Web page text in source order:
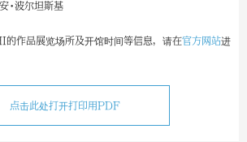
·波尔坦斯基
作品展览场所及开馆时间等信息，请在官方网站进
点击此处打开打印用PDF